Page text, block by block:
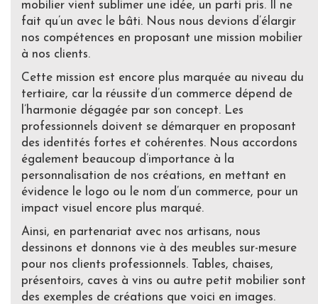
mobilier vient sublimer une idée, un parti pris. Il ne
fait qu’un avec le bâti. Nous nous devions d’élargir
nos compétences en proposant une mission mobilier
à nos clients.
Cette mission est encore plus marquée au niveau du
tertiaire, car la réussite d’un commerce dépend de
l’harmonie dégagée par son concept. Les
professionnels doivent se démarquer en proposant
des identités fortes et cohérentes. Nous accordons
également beaucoup d’importance à la
personnalisation de nos créations, en mettant en
évidence le logo ou le nom d’un commerce, pour un
impact visuel encore plus marqué.
Ainsi, en partenariat avec nos artisans, nous
dessinons et donnons vie à des meubles sur-mesure
pour nos clients professionnels. Tables, chaises,
présentoirs, caves à vins ou autre petit mobilier sont
des exemples de créations que voici en images.